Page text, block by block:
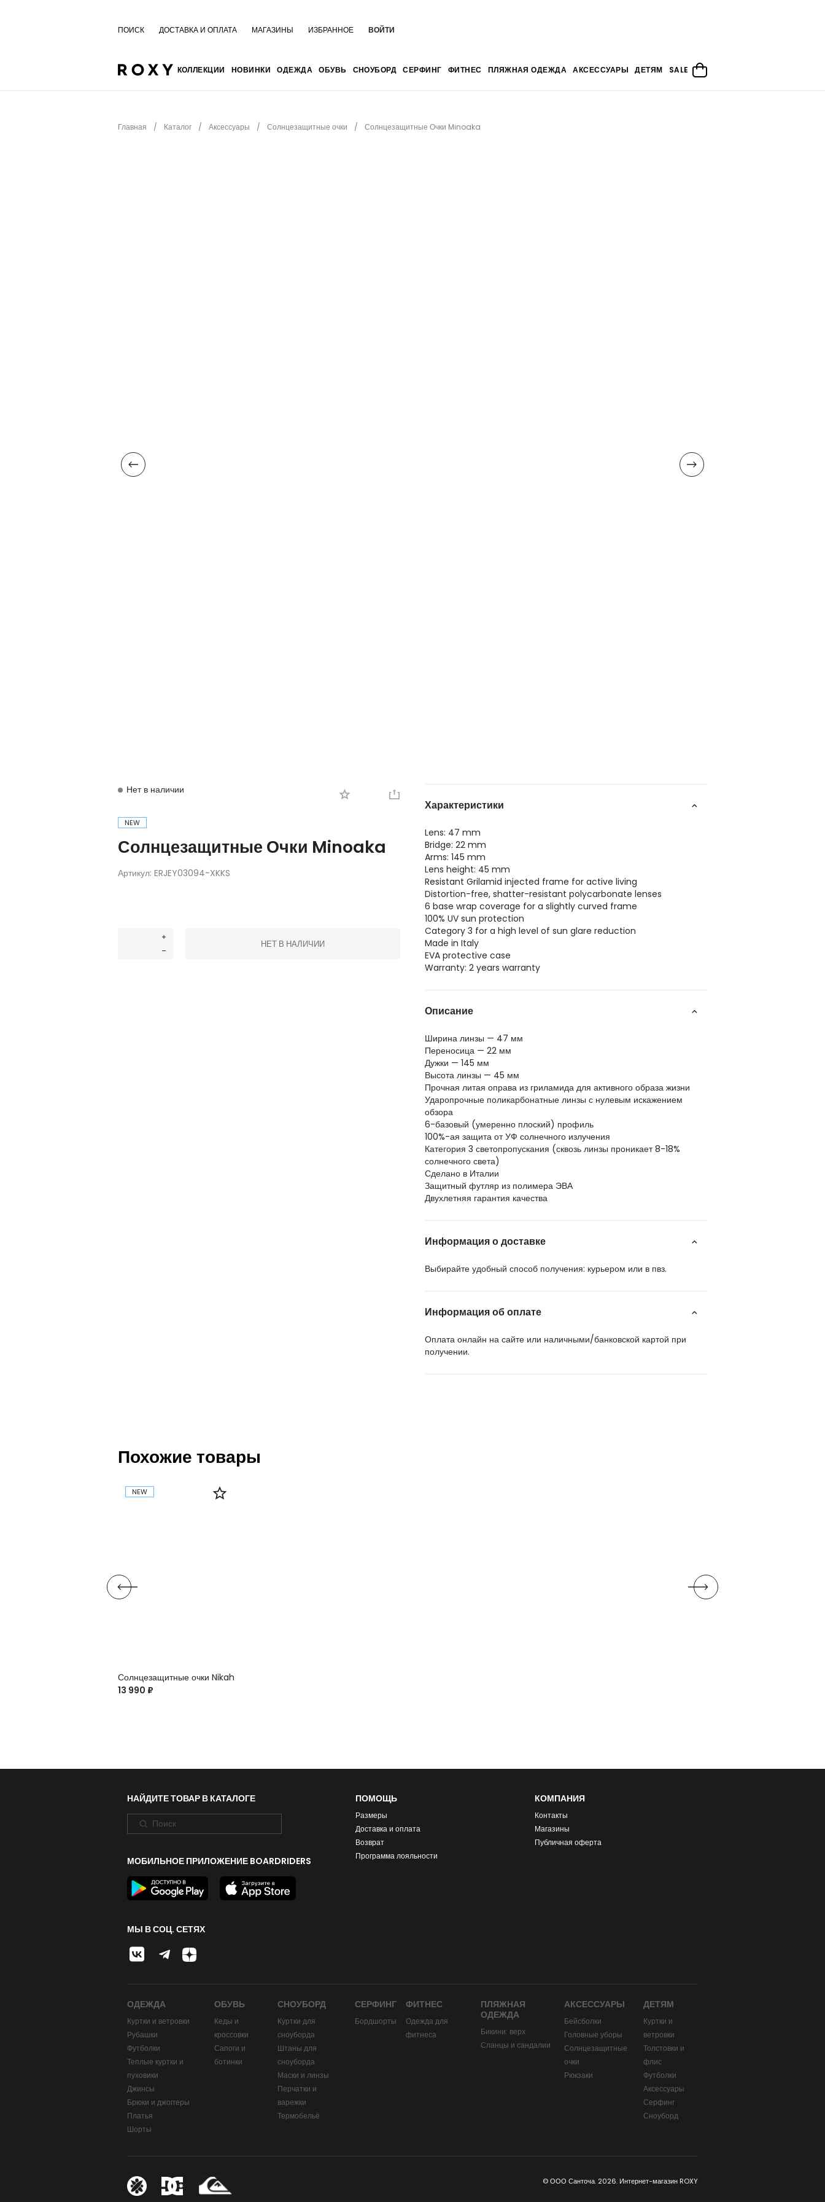
ПОИСК ДОСТАВКА И ОПЛАТА МАГАЗИНЫ ИЗБРАННОЕ ВОЙТИ
КОЛЛЕКЦИИ НОВИНКИ ОДЕЖДА ОБУВЬ СНОУБОРД СЕРФИНГ ФИТНЕС ПЛЯЖНАЯ ОДЕЖДА АКСЕССУАРЫ ДЕТЯМ SALE
Главная Каталог Аксессуары Солнцезащитные очки Солнцезащитные Очки Minoaka
Нет в наличии
NEW
Солнцезащитные Очки Minoaka
Артикул: ERJEY03094-XKKS
НЕТ В НАЛИЧИИ
Характеристики
Lens: 47 mm
Bridge: 22 mm
Arms: 145 mm
Lens height: 45 mm
Resistant Grilamid injected frame for active living
Distortion-free, shatter-resistant polycarbonate lenses
6 base wrap coverage for a slightly curved frame
100% UV sun protection
Category 3 for a high level of sun glare reduction
Made in Italy
EVA protective case
Warranty: 2 years warranty
Описание
Ширина линзы — 47 мм
Переносица — 22 мм
Дужки — 145 мм
Высота линзы — 45 мм
Прочная литая оправа из гриламида для активного образа жизни
Ударопрочные поликарбонатные линзы с нулевым искажением
обзора
6-базовый (умеренно плоский) профиль
100%-ая защита от УФ солнечного излучения
Категория 3 светопропускания (сквозь линзы проникает 8-18%
солнечного света)
Сделано в Италии
Защитный футляр из полимера ЭВА
Двухлетняя гарантия качества
Информация о доставке
Выбирайте удобный способ получения: курьером или в пвз.
Информация об оплате
Оплата онлайн на сайте или наличными/банковской картой при
получении.
Похожие товары
NEW
Солнцезащитные очки Nikah
13 990 ₽
НАЙДИТЕ ТОВАР В КАТАЛОГЕ
МОБИЛЬНОЕ ПРИЛОЖЕНИЕ BOARDRIDERS
МЫ В СОЦ. СЕТЯХ
ПОМОЩЬ
Размеры
Доставка и оплата
Возврат
Программа лояльности
КОМПАНИЯ
Контакты
Магазины
Публичная оферта
ОДЕЖДА
Куртки и ветровки
Рубашки
Футболки
Теплые куртки и
пуховики
Джинсы
Брюки и джоггеры
Платья
Шорты
ОБУВЬ
Кеды и
кроссовки
Сапоги и
ботинки
СНОУБОРД
Куртки для
сноуборда
Штаны для
сноуборда
Маски и линзы
Перчатки и
варежки
Термобельё
СЕРФИНГ
Бордшорты
ФИТНЕС
Одежда для
фитнеса
ПЛЯЖНАЯ
ОДЕЖДА
Бикини: верх
Сланцы и сандалии
АКСЕССУАРЫ
Бейсболки
Головные уборы
Солнцезащитные
очки
Рюкзаки
ДЕТЯМ
Куртки и
ветровки
Толстовки и
флис
Футболки
Аксессуары
Серфинг
Сноуборд
© ООО Санточа. 2026. Интернет-магазин ROXY